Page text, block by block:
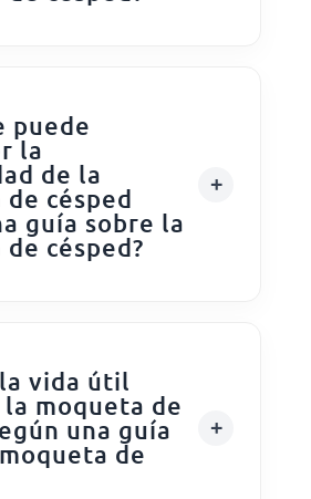
puede
la
de la
césped
guía sobre la
césped?
la vida útil
moqueta de
una guía
de